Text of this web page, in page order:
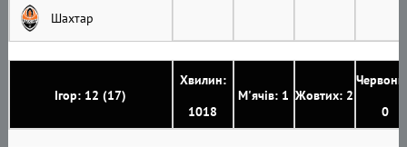
Ігор: 12 (17)
Хвилин:
1018
М'ячів: 1 Жовтих: 2
0
Шахтар